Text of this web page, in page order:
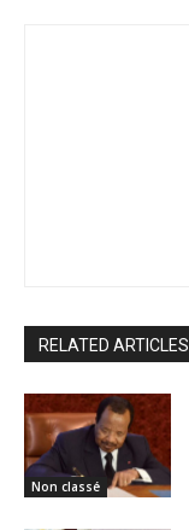
RELATED ARTICLES
Non classé